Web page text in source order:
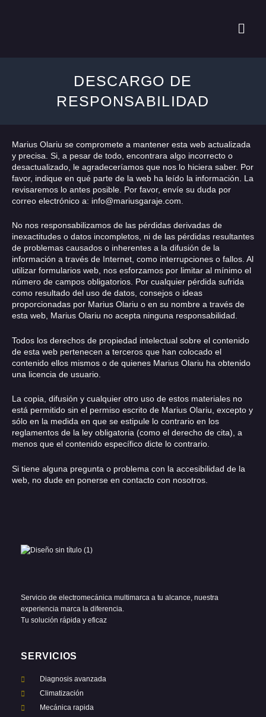
Menú
DESCARGO DE
RESPONSABILIDAD
Marius Olariu se compromete a mantener esta web actualizada
y precisa. Si, a pesar de todo, encontrara algo incorrecto o
desactualizado, le agradeceríamos que nos lo hiciera saber. Por
favor, indique en qué parte de la web ha leído la información. La
revisaremos lo antes posible. Por favor, envíe su duda por
correo electrónico a: info@mariusgaraje.com.
No nos responsabilizamos de las pérdidas derivadas de
inexactitudes o datos incompletos, ni de las pérdidas resultantes
de problemas causados o inherentes a la difusión de la
información a través de Internet, como interrupciones o fallos. Al
utilizar formularios web, nos esforzamos por limitar al mínimo el
número de campos obligatorios. Por cualquier pérdida sufrida
como resultado del uso de datos, consejos o ideas
proporcionadas por Marius Olariu o en su nombre a través de
esta web, Marius Olariu no acepta ninguna responsabilidad.
Todos los derechos de propiedad intelectual sobre el contenido
de esta web pertenecen a terceros que han colocado el
contenido ellos mismos o de quienes Marius Olariu ha obtenido
una licencia de usuario.
La copia, difusión y cualquier otro uso de estos materiales no
está permitido sin el permiso escrito de Marius Olariu, excepto y
sólo en la medida en que se estipule lo contrario en los
reglamentos de la ley obligatoria (como el derecho de cita), a
menos que el contenido específico dicte lo contrario.
Si tiene alguna pregunta o problema con la accesibilidad de la
web, no dude en ponerse en contacto con nosotros.
Servicio de electromecánica multimarca a tu alcance, nuestra
experiencia marca la diferencia.
Tu solución rápida y eficaz
SERVICIOS
Diagnosis avanzada
Climatización
Mecánica rapida